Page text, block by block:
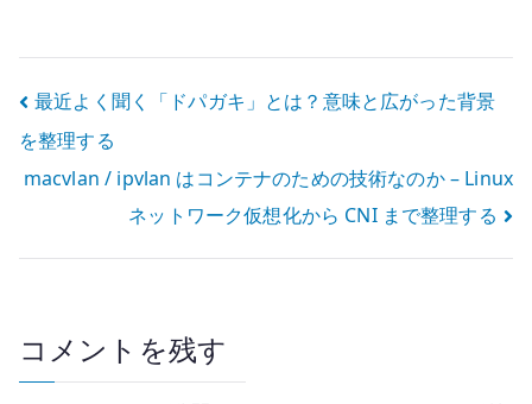
投
稿
ナ
ビ
ー
最近よく聞く「ドパガキ」とは？意味と広がった背景
を整理する
macvlan / ipvlan はコンテナのための技術なのか – Linux
ネットワーク仮想化から CNI まで整理する
コメントを残す